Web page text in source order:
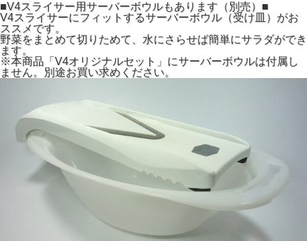
■V4スライサー用サーバーボウルもあります（別売）■
V4スライサーにフィットするサーバーボウル（受け皿）がお
ススメです。
野菜をまとめて切りためて、水にさらせば簡単にサラダができ
ます。
※本商品「V4オリジナルセット」にサーバーボウルは付属し
ません。別途お買い求めください。